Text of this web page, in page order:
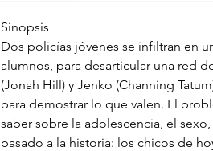
Sinopsis
Dos policías jóvenes se infiltran en
alumnos, para desarticular una red
(Jonah Hill) y Jenko (Channing
para demostrar lo que valen. El
saber sobre la adolescencia, el
pasado a la historia: los chicos de